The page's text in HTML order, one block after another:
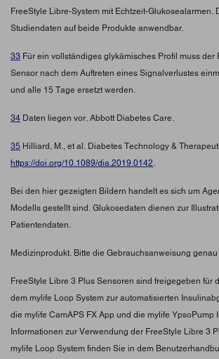
FreeStyle Libre-System mit Echtzeit-Glukosealarmen.
Studiendaten auf beide Produkte anwendbar.
33 Für ein vollständiges glykämisches Profil muss der
Sensor nach dem Auftreten eines Signalverlustes
und alle 15 Tage ersetzt werden.
34 Daten liegen vor. Abbott Diabetes Care.
35 Hilliard, M., et al. Diabetes Technology &
https://doi.org/10.1089/dia.2019.0142.
Bei den hier gezeigten Bildern handelt es sich um
Modells gestellt sind. Glukosedaten dienen zur
Patientendaten.
Medizinprodukt. Bitte die Gebrauchsanweisung
FreeStyle Libre 3 Plus Sensoren sind freigegeben für
dem mylife Loop System zur automatisierten
die mylife CamAPS FX App und die mylife YpsoPump
Informationen zur Verwendung der FreeStyle Libre 3
mylife Loop System finden Sie in dem